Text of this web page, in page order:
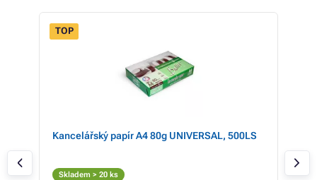
TOP
Kancelářský papír A4 80g UNIVERSAL, 500LS
Skladem > 20 ks